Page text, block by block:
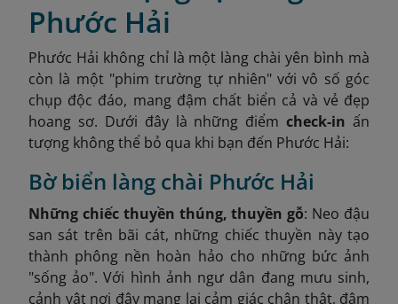
Phước Hải
Phước Hải không chỉ là một làng chài yên bình mà
còn là một "phim trường tự nhiên" với vô số góc
chụp độc đáo, mang đậm chất biển cả và vẻ đẹp
hoang sơ. Dưới đây là những điểmcheck-in ấn
tượng không thể bỏ qua khi bạn đến Phước Hải:
Bờ biển làng chài Phước Hải
Những chiếc thuyền thúng, thuyền gỗ: Neo đậu
san sát trên bãi cát, những chiếc thuyền này tạo
thành phông nền hoàn hảo cho những bức ảnh
"sống ảo". Với hình ảnh ngư dân đang mưu sinh,
cảnh vật nơi đây mang lại cảm giác chân thật, đậm